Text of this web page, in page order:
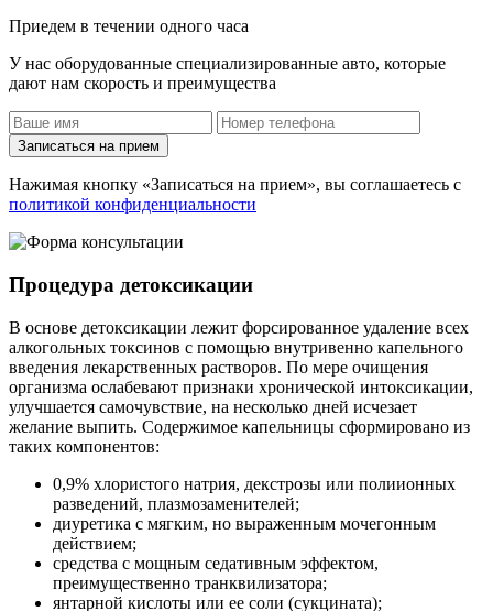
Приедем в течении одного часа
У нас оборудованные специализированные авто, которые
дают нам скорость и преимущества
Записаться на прием
Нажимая кнопку «Записаться на прием», вы соглашаетесь с
политикой конфиденциальности
Процедура детоксикации
В основе детоксикации лежит форсированное удаление всех
алкогольных токсинов с помощью внутривенно капельного
введения лекарственных растворов. По мере очищения
организма ослабевают признаки хронической интоксикации,
улучшается самочувствие, на несколько дней исчезает
желание выпить. Содержимое капельницы сформировано из
таких компонентов:
0,9% хлористого натрия, декстрозы или полиионных
разведений, плазмозаменителей;
диуретика с мягким, но выраженным мочегонным
действием;
средства с мощным седативным эффектом,
преимущественно транквилизатора;
янтарной кислоты или ее соли (сукцината);